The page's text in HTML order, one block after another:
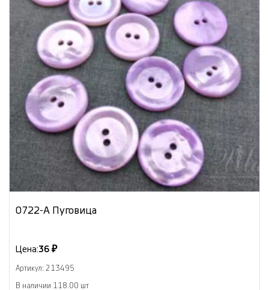
0722-А Пуговица
Цена:36 ₽
Артикул: 213495
В наличии 118.00 шт